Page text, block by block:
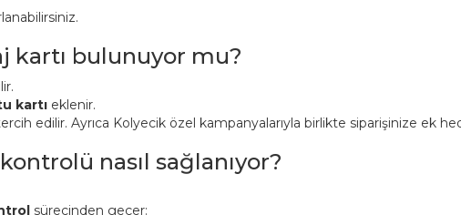
kartı bulunuyor mu?
kartı eklenir.
edilir. Ayrıca Kolyecik özel kampanyalarıyla birlikte siparişinize ek
nasıl sağlanıyor?
sürecinden geçer: